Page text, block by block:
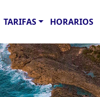
TARIFAS HORARIOS